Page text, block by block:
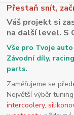
Přestaň snít,
Váš projekt si
na další level. S
Vše pro Tvoje
Závodní díly,
parts.
Zaměřujeme se
Největší výběr
intercoolery,